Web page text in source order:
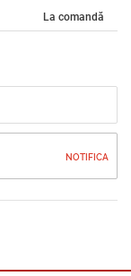
La comandă
NOTIFICA